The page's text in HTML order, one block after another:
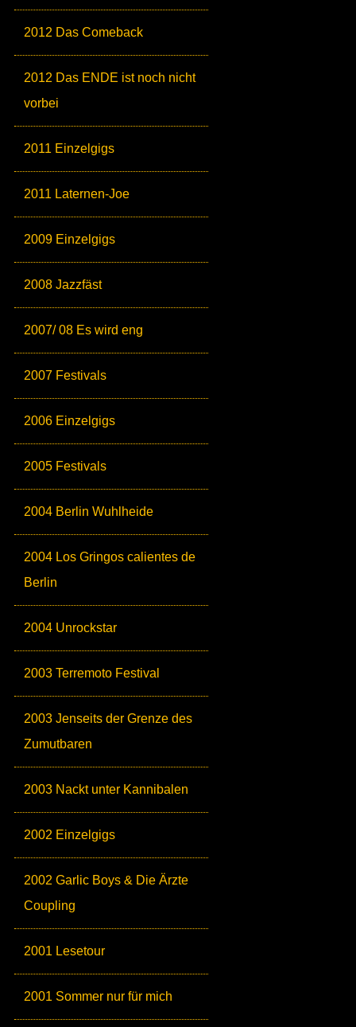
2012 Das Comeback
2012 Das ENDE ist noch nicht
vorbei
2011 Einzelgigs
2011 Laternen-Joe
2009 Einzelgigs
2008 Jazzfäst
2007/ 08 Es wird eng
2007 Festivals
2006 Einzelgigs
2005 Festivals
2004 Berlin Wuhlheide
2004 Los Gringos calientes de
Berlin
2004 Unrockstar
2003 Terremoto Festival
2003 Jenseits der Grenze des
Zumutbaren
2003 Nackt unter Kannibalen
2002 Einzelgigs
2002 Garlic Boys & Die Ärzte
Coupling
2001 Lesetour
2001 Sommer nur für mich